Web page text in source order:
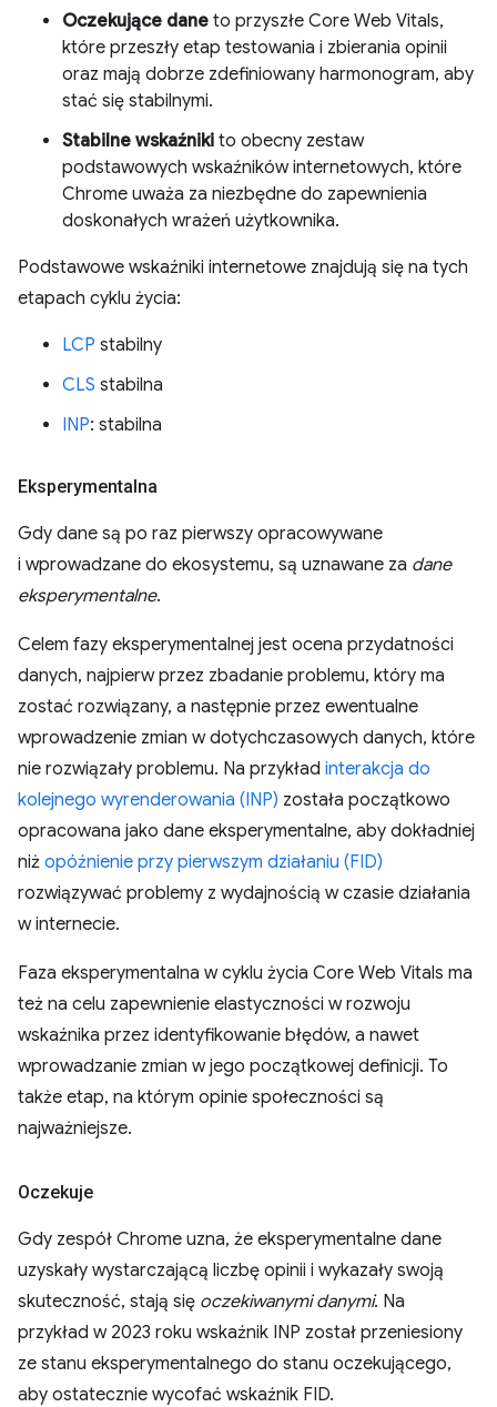
Oczekujące dane to przyszłe Core Web Vitals,
które przeszły etap testowania i zbierania opinii
oraz mają dobrze zdefiniowany harmonogram, aby
stać się stabilnymi.
Stabilne wskaźniki to obecny zestaw
podstawowych wskaźników internetowych, które
Chrome uważa za niezbędne do zapewnienia
doskonałych wrażeń użytkownika.
Podstawowe wskaźniki internetowe znajdują się na tych
etapach cyklu życia:
LCP stabilny
CLS stabilna
INP: stabilna
Eksperymentalna
Gdy dane są po raz pierwszy opracowywane
i wprowadzane do ekosystemu, są uznawane za dane
eksperymentalne.
Celem fazy eksperymentalnej jest ocena przydatności
danych, najpierw przez zbadanie problemu, który ma
zostać rozwiązany, a następnie przez ewentualne
wprowadzenie zmian w dotychczasowych danych, które
nie rozwiązały problemu. Na przykład interakcja do
kolejnego wyrenderowania (INP) została początkowo
opracowana jako dane eksperymentalne, aby dokładniej
niż opóźnienie przy pierwszym działaniu (FID)
rozwiązywać problemy z wydajnością w czasie działania
w internecie.
Faza eksperymentalna w cyklu życia Core Web Vitals ma
też na celu zapewnienie elastyczności w rozwoju
wskaźnika przez identyfikowanie błędów, a nawet
wprowadzanie zmian w jego początkowej definicji. To
także etap, na którym opinie społeczności są
najważniejsze.
Oczekuje
Gdy zespół Chrome uzna, że eksperymentalne dane
uzyskały wystarczającą liczbę opinii i wykazały swoją
skuteczność, stają się oczekiwanymi danymi. Na
przykład w 2023 roku wskaźnik INP został przeniesiony
ze stanu eksperymentalnego do stanu oczekującego,
aby ostatecznie wycofać wskaźnik FID.